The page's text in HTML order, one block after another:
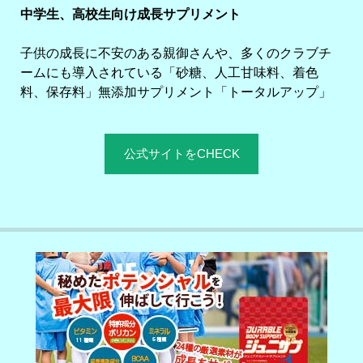
中学生、高校生向け成長サプリメント
子供の成長に不安のある親御さんや、多くのクラブチ
ームにも導入されている「砂糖、人工甘味料、着色
料、保存料」無添加サプリメント「トータルアップ」
公式サイトをCHECK